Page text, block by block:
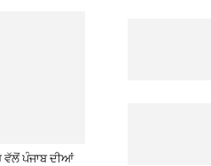
ਵੱਲੋਂ ਪੰਜਾਬ ਦੀਆਂ